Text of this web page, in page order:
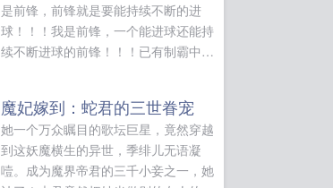
是前锋，前锋就是要能持续不断的进
球！！！我是前锋，一个能进球还能持
续不断进球的前锋！！！已有制霸中场
魔妃嫁到：蛇君的三世眷宠
她一个万众瞩目的歌坛巨星，竟然穿越
到这妖魔横生的异世，季绯儿无语凝
噎。成为魔界帝君的三千小妾之一，她